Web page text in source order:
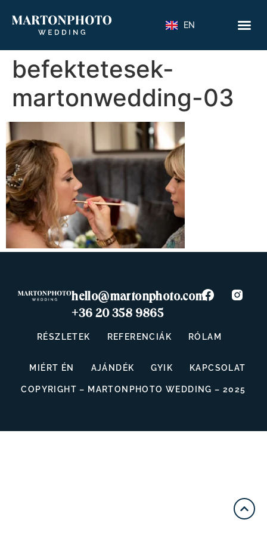
EN
befektetesek-
martonwedding-03
hello@martonphoto.com
+36 20 358 9865
RÉSZLETEK REFERENCIÁK RÓLAM
MIÉRT ÉN AJÁNDÉK GYIK KAPCSOLAT
COPYRIGHT – MARTONPHOTO WEDDING – 2025